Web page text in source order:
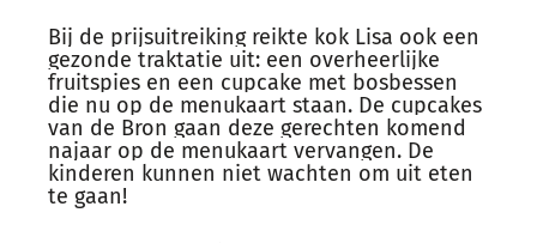
Bij de prijsuitreiking reikte kok Lisa ook een
gezonde traktatie uit: een overheerlijke
fruitspies en een cupcake met bosbessen
die nu op de menukaart staan. De cupcakes
van de Bron gaan deze gerechten komend
najaar op de menukaart vervangen. De
kinderen kunnen niet wachten om uit eten
te gaan!